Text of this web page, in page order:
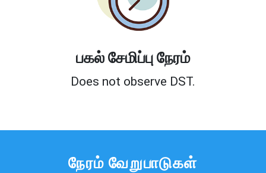
பகல் சேமிப்பு நேரம்
Does not observe DST.
நேரம் வேறுபாடுகள்